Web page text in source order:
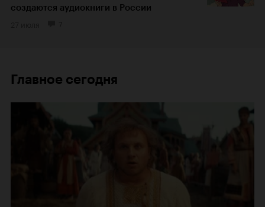
создаются аудиокниги в России
Главное сегодня